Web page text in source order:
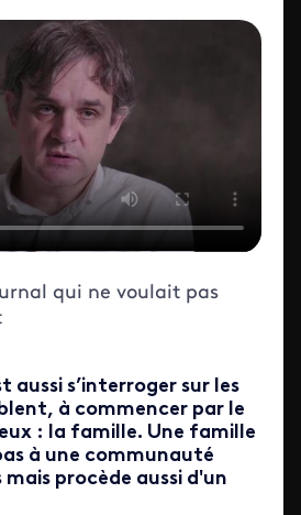
qui ne voulait pas
aussi s’interroger sur les
à commencer par le
: la famille. Une famille
à une communauté
mais procède aussi d'un